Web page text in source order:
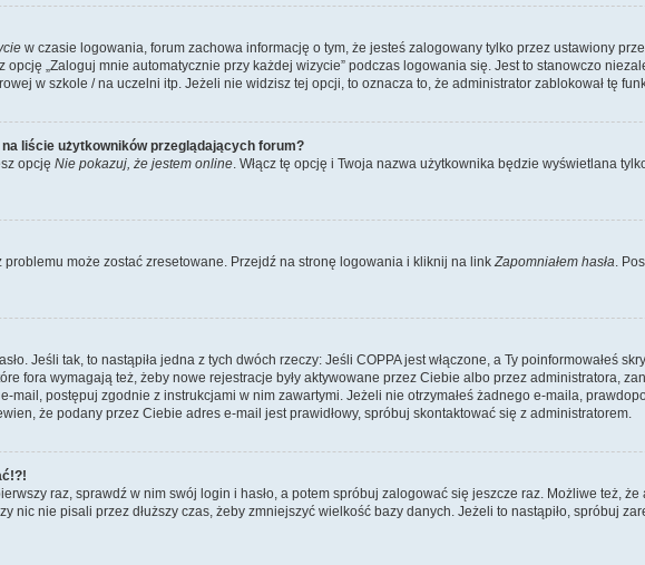
w czasie logowania, forum zachowa informację o tym, że jesteś zalogowany tylko przez ustawiony
„Zaloguj mnie automatycznie przy każdej wizycie” podczas logowania się. Jest to stanowczo
w szkole / na uczelni itp. Jeżeli nie widzisz tej opcji, to oznacza to, że administrator zablokował tę
liście użytkowników przeglądających forum?
opcję Nie pokazuj, że jestem online. Włącz tę opcję i Twoja nazwa użytkownika będzie wyświetlana
może zostać zresetowane. Przejdź na stronę logowania i kliknij na linkZapomniałem hasła.
Jeśli tak, to nastąpiła jedna z tych dwóch rzeczy: Jeśli COPPA jest włączone, a Ty poinformowałeś
fora wymagają też, żeby nowe rejestracje były aktywowane przez Ciebie albo przez administratora,
mail, postępuj zgodnie z instrukcjami w nim zawartymi. Jeżeli nie otrzymałeś żadnego e-maila,
że podany przez Ciebie adres e-mail jest prawidłowy, spróbuj skontaktować się z administratorem.
raz, sprawdź w nim swój login i hasło, a potem spróbuj zalogować się jeszcze raz. Możliwe też,
nic nie pisali przez dłuższy czas, żeby zmniejszyć wielkość bazy danych. Jeżeli to nastąpiło, spróbuj